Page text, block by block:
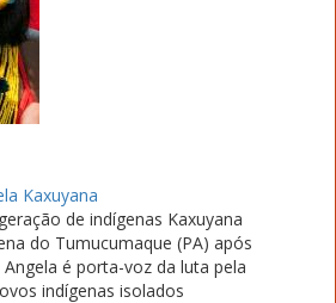
Kaxuyana
de indígenas Kaxuyana
do Tumucumaque (PA) após
é porta-voz da luta pela
indígenas isolados